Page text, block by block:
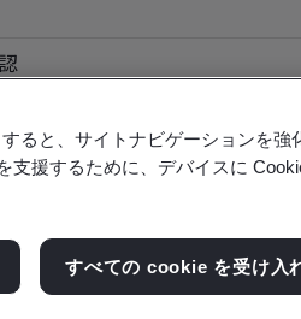
Japanese
ると、サイトナビゲーションを強
援するために、デバイスに
すべての cookie を受け入